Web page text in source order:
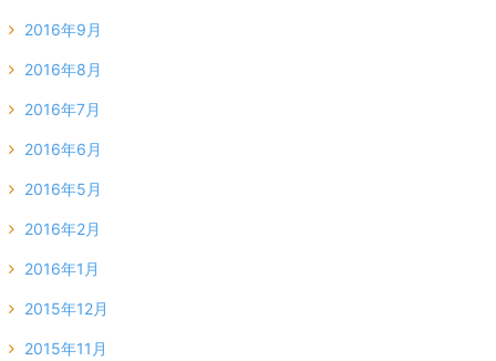
2016年9月
2016年8月
2016年7月
2016年6月
2016年5月
2016年2月
2016年1月
2015年12月
2015年11月